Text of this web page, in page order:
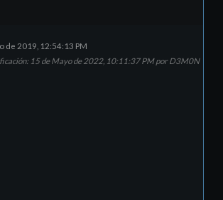
de 2019, 12:54:13 PM
: 15 de Mayo de 2022, 10:11:37 PM por D3M0N